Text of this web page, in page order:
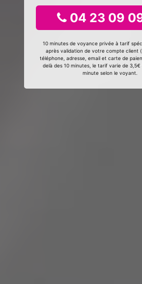
04 23 09
10 minutes de voyance privée à tarif
après validation de votre compte client
téléphone, adresse, email et carte de
delà des 10 minutes, le tarif varie de 3,5€
minute selon le voyant.